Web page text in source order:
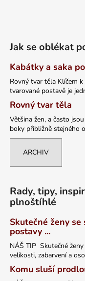
Jak se oblékat
Kabátky a saka
Rovný tvar těla Klíčem
tvarované postavě je
Rovný tvar těla
Většina žen, a často
boky přibližně stejného
ARCHIV
Rady, tipy,
plnoštíhlé
Skutečné ženy
postavy ...
NÁŠ TIP Skutečné
velikosti, zabarvení a
Komu sluší